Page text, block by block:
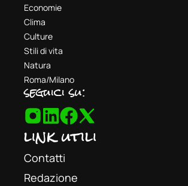
Economie
Clima
Culture
Stili di vita
Natura
Roma/Milano
seguici su:
link utili
Contatti
Redazione